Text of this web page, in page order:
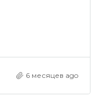
6 месяцев ago